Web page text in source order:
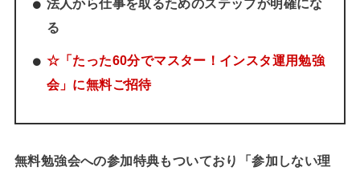
法人から仕事を取るためのステップが明確にな
る
☆「たった60分でマスター！インスタ運用勉強
会」に無料ご招待
無料勉強会への参加特典もついており「参加しない理